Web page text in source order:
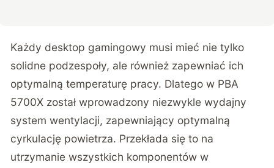
Każdy desktop gamingowy musi mieć nie tylko
solidne podzespoły, ale również zapewniać ich
optymalną temperaturę pracy. Dlatego w PBA
5700X został wprowadzony niezwykle wydajny
system wentylacji, zapewniający optymalną
cyrkulację powietrza. Przekłada się to na
utrzymanie wszystkich komponentów w